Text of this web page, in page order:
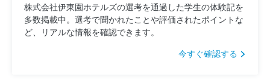
株式会社伊東園ホテルズの選考を通過した学生の体験記を
多数掲載中。選考で聞かれたことや評価されたポイントな
ど、リアルな情報を確認できます。
今すぐ確認する